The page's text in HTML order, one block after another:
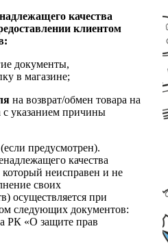
качества
клиентом
документы,
в магазине;
на возврат/обмен товара на
с указанием причины
(если предусмотрен).
качества
который неисправен и не
своих
осуществляется при
следующих документов:
РК «О защите прав